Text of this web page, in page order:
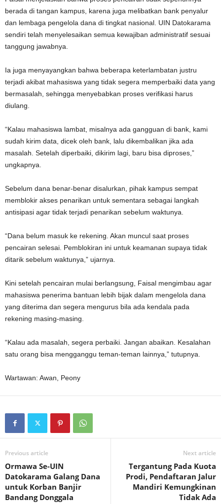
berada di tangan kampus, karena juga melibatkan bank penyalur
dan lembaga pengelola dana di tingkat nasional. UIN Datokarama
sendiri telah menyelesaikan semua kewajiban administratif sesuai
tanggung jawabnya.
Ia juga menyayangkan bahwa beberapa keterlambatan justru
terjadi akibat mahasiswa yang tidak segera memperbaiki data yang
bermasalah, sehingga menyebabkan proses verifikasi harus
diulang.
“Kalau mahasiswa lambat, misalnya ada gangguan di bank, kami
sudah kirim data, dicek oleh bank, lalu dikembalikan jika ada
masalah. Setelah diperbaiki, dikirim lagi, baru bisa diproses,”
ungkapnya.
Sebelum dana benar-benar disalurkan, pihak kampus sempat
memblokir akses penarikan untuk sementara sebagai langkah
antisipasi agar tidak terjadi penarikan sebelum waktunya.
“Dana belum masuk ke rekening. Akan muncul saat proses
pencairan selesai. Pemblokiran ini untuk keamanan supaya tidak
ditarik sebelum waktunya,” ujarnya.
Kini setelah pencairan mulai berlangsung, Faisal mengimbau agar
mahasiswa penerima bantuan lebih bijak dalam mengelola dana
yang diterima dan segera mengurus bila ada kendala pada
rekening masing-masing.
“Kalau ada masalah, segera perbaiki. Jangan abaikan. Kesalahan
satu orang bisa mengganggu teman-teman lainnya,” tutupnya.
Wartawan: Awan, Peony
Previous article
Ormawa Se-UIN
Datokarama Galang Dana
untuk Korban Banjir
Bandang Donggala
Next article
Tergantung Pada Kuota
Prodi, Pendaftaran Jalur
Mandiri Kemungkinan
Tidak Ada